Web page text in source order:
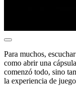
Para muchos,
como abrir una
comenzó todo, sino
la experiencia de